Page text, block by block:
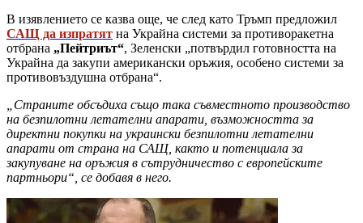
В изявлението се казва още, че след като Тръмп предложил
САЩ да изпратят на Украйна системи за противоракетна
отбрана „Пейтриът“, Зеленски „потвърдил готовността на
Украйна да закупи американски оръжия, особено системи за
противовъздушна отбрана“.
„Страните обсъдиха също така съвместното производство
на безпилотни летателни апарати, възможността за
директни покупки на украински безпилотни летателни
апарати от страна на САЩ, както и потенциала за
закупуване на оръжия в сътрудничество с европейските
партньори“, се добавя в него.